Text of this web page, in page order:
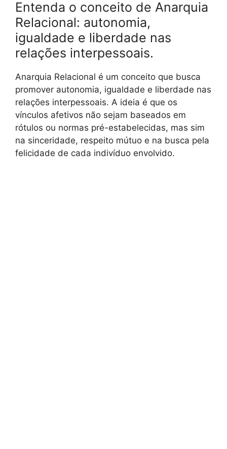
Entenda o conceito de Anarquia
Relacional: autonomia,
igualdade e liberdade nas
relações interpessoais.
Anarquia Relacional é um conceito que busca
promover autonomia, igualdade e liberdade nas
relações interpessoais. A ideia é que os
vínculos afetivos não sejam baseados em
rótulos ou normas pré-estabelecidas, mas sim
na sinceridade, respeito mútuo e na busca pela
felicidade de cada indivíduo envolvido.